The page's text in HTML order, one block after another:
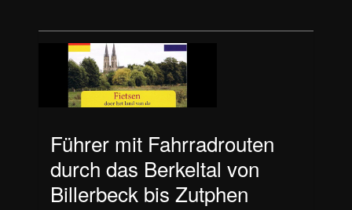
Führer mit Fahrradrouten
durch das Berkeltal von
Billerbeck bis Zutphen